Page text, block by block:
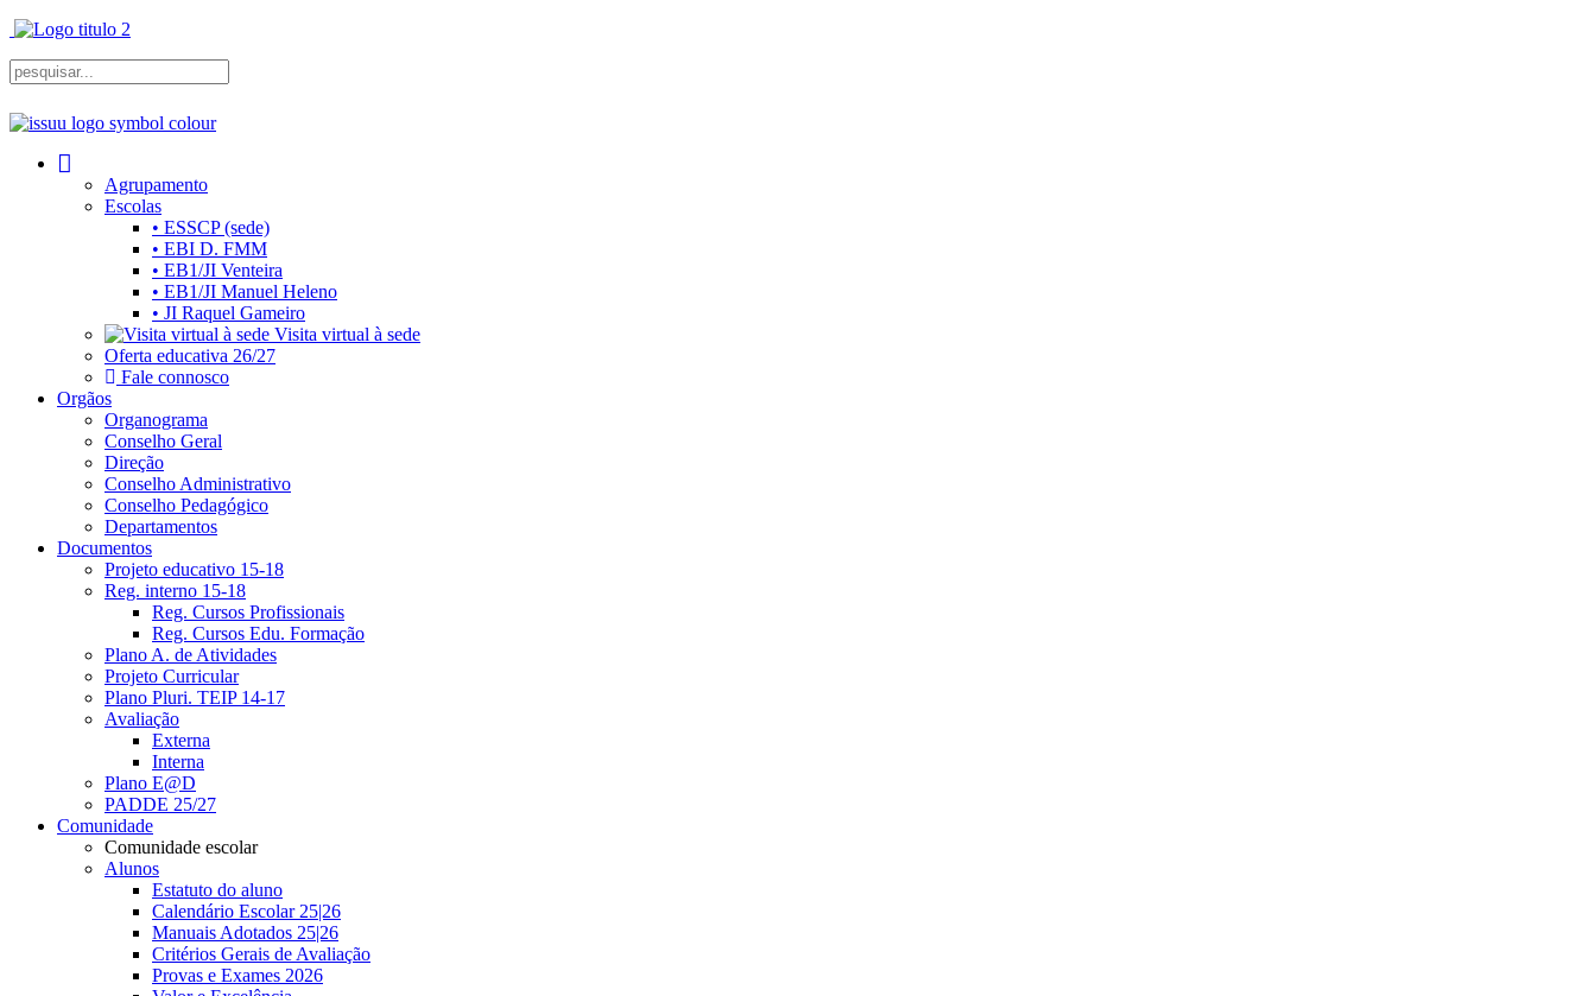
Agrupamento
Escolas
• ESSCP (sede)
• EBI D. FMM
• EB1/JI Venteira
• EB1/JI Manuel Heleno
• JI Raquel Gameiro
Visita virtual à sede
Oferta educativa 26/27
Fale connosco
Orgãos
Organograma
Conselho Geral
Direção
Conselho Administrativo
Conselho Pedagógico
Departamentos
Documentos
Projeto educativo 15-18
Reg. interno 15-18
Reg. Cursos Profissionais
Reg. Cursos Edu. Formação
Plano A. de Atividades
Projeto Curricular
Plano Pluri. TEIP 14-17
Avaliação
Externa
Interna
Plano E@D
PADDE 25/27
Comunidade
Comunidade escolar
Alunos
Estatuto do aluno
Calendário Escolar 25|26
Manuais Adotados 25|26
Critérios Gerais de Avaliação
Provas e Exames 2026